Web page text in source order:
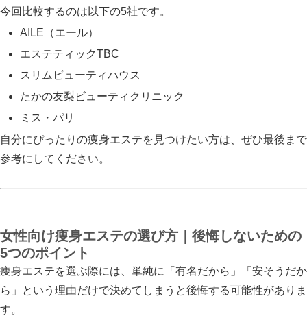
今回比較するのは以下の5社です。
AILE（エール）
エステティックTBC
スリムビューティハウス
たかの友梨ビューティクリニック
ミス・パリ
自分にぴったりの痩身エステを見つけたい方は、ぜひ最後まで
参考にしてください。
女性向け痩身エステの選び方｜後悔しないための
5つのポイント
痩身エステを選ぶ際には、単純に「有名だから」「安そうだか
ら」という理由だけで決めてしまうと後悔する可能性がありま
す。